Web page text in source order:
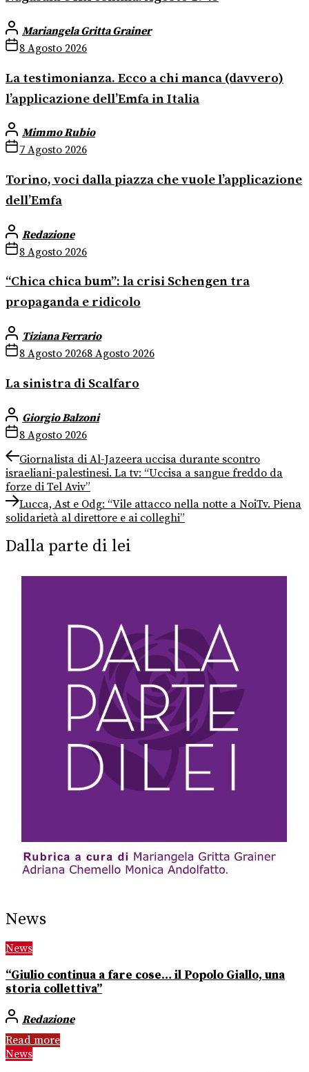
Mariangela Gritta Grainer
8 Agosto 2026
La testimonianza. Ecco a chi manca (davvero)
l’applicazione dell’Emfa in Italia
Mimmo Rubio
7 Agosto 2026
Torino, voci dalla piazza che vuole l’applicazione
dell’Emfa
Redazione
8 Agosto 2026
“Chica chica bum”: la crisi Schengen tra
propaganda e ridicolo
Tiziana Ferrario
8 Agosto 20268 Agosto 2026
La sinistra di Scalfaro
Giorgio Balzoni
8 Agosto 2026
Navigazione
articoli
Previous
post:
Giornalista di Al-Jazeera uccisa durante scontro
israeliani-palestinesi. La tv: “Uccisa a sangue freddo da
forze di Tel Aviv”
Next
post:
Lucca, Ast e Odg: “Vile attacco nella notte a NoiTv. Piena
solidarietà al direttore e ai colleghi”
Dalla parte di lei
News
News
“Giulio continua a fare cose… il Popolo Giallo, una
storia collettiva”
Redazione
Read more
News